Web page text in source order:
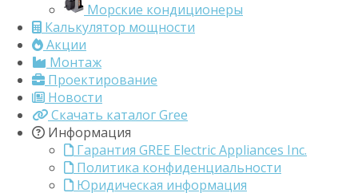
Морские кондиционеры
Калькулятор мощности
Акции
Монтаж
Проектирование
Новости
Скачать каталог Gree
Информация
Гарантия GREE Electric Appliances Inc.
Политика конфиденциальности
Юридическая информация